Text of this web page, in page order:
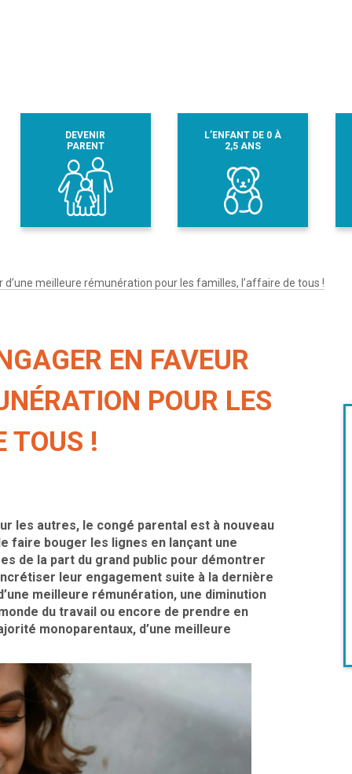
DEVENIR
PARENT
L’ENFANT DE 0 À
2,5 ANS
d’une meilleure rémunération pour les familles, l’affaire de tous !
EN FAVEUR
POUR LES
TOUS !
les autres, le congé parental est à nouveau
faire bouger les lignes en lançant une
de la part du grand public pour démontrer
leur engagement suite à la dernière
meilleure rémunération, une diminution
du travail ou encore de prendre en
monoparentaux, d’une meilleure